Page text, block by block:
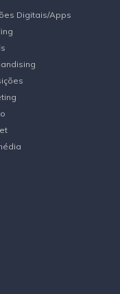
Digitais/Apps